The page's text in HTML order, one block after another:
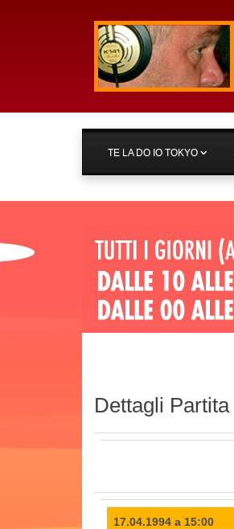
TE LA DO IO TOKYO
Dettagli Partita
17.04.1994 a 15:00